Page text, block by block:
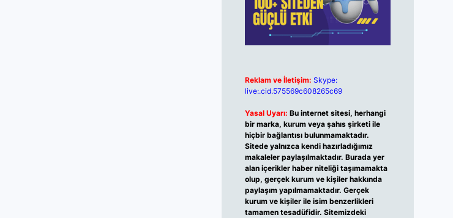
Reklam ve İletişim: Skype:
live:.cid.575569c608265c69
Yasal Uyarı: Bu internet sitesi, herhangi
bir marka, kurum veya şahıs şirketi ile
hiçbir bağlantısı bulunmamaktadır.
Sitede yalnızca kendi hazırladığımız
makaleler paylaşılmaktadır. Burada yer
alan içerikler haber niteliği taşımamakta
olup, gerçek kurum ve kişiler hakkında
paylaşım yapılmamaktadır. Gerçek
kurum ve kişiler ile isim benzerlikleri
tamamen tesadüfidir. Sitemizdeki